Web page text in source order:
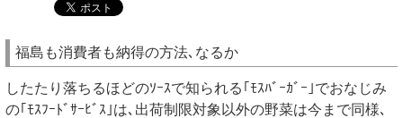
福島も消費者も納得の方法､なるか
したたり落ちるほどのｿｰｽで知られる｢ﾓｽﾊﾞｰｶﾞｰ｣でおなじみ
の｢ﾓｽﾌｰﾄﾞｻｰﾋﾞｽ｣は､出荷制限対象以外の野菜は今まで同様､